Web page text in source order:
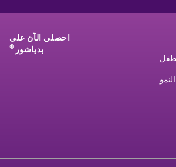
احصلي الآن على
بدياشور ®